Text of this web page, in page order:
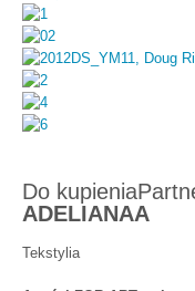
Do
ADELIANAA
Tekstylia